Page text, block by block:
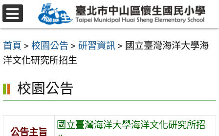
跳
至
要
內
區
首頁 > 校園公告 > 研習資訊 > 國立臺灣海洋大學海
洋文化研究所招生
校園公告
公告主旨
國立臺灣海洋大學海洋文化研究所招
選
單